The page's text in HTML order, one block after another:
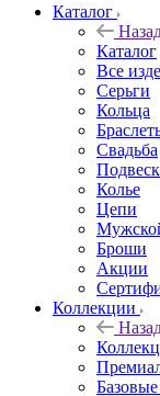
Каталог
Каталог
Все
Серьги
Кольца
Свадьба
Колье
Цепи
Броши
Акции
Коллекции